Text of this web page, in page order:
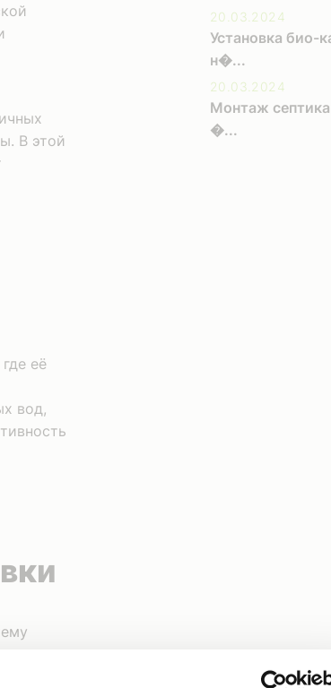
В этой
её
вод,
20.03.2024
Установка био-
н�...
20.03.2024
Монтаж септика
�...